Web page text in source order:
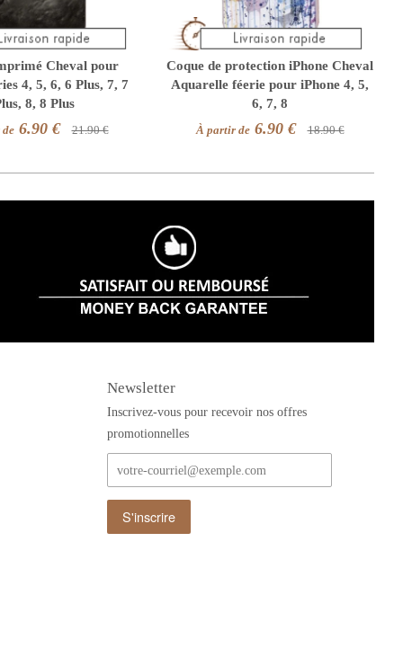
Cheval pour
4, 5, 6, 6 Plus, 7, 7
8, 8 Plus
6.90 € 21.90 €
Coque de protection iPhone Cheval
Aquarelle féerie pour iPhone 4, 5,
6, 7, 8
À partir de6.90 € 18.90 €
Newsletter
Inscrivez-vous pour recevoir nos offres
promotionnelles